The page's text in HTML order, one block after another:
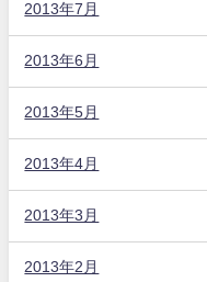
2013年7月
2013年6月
2013年5月
2013年4月
2013年3月
2013年2月